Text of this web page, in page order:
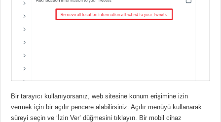
Bir tarayıcı kullanıyorsanız, web sitesine konum erişimine izin
vermek için bir açılır pencere alabilirsiniz.Açılır menüyü kullanarak
süreyi seçin ve ‘İzin Ver’ düğmesini tıklayın.
Bir mobil cihaz